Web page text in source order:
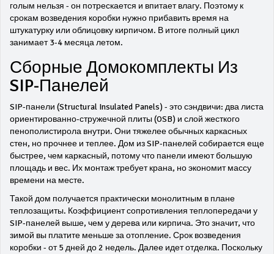
голым нельзя - он потрескается и впитает влагу. Поэтому к
срокам возведения коробки нужно прибавить время на
штукатурку или облицовку кирпичом. В итоге полный цикл
занимает 3-4 месяца летом.
Сборные Домокомплекты Из
SIP-Панелей
SIP-панели (Structural Insulated Panels) - это сэндвичи: два листа
ориентированно-стружечной плиты (OSB) и слой жесткого
пенополистирола внутри. Они тяжелее обычных каркасных
стен, но прочнее и теплее. Дом из SIP-панелей собирается еще
быстрее, чем каркасный, потому что панели имеют большую
площадь и вес. Их монтаж требует крана, но экономит массу
времени на месте.
Такой дом получается практически монолитным в плане
теплозащиты. Коэффициент сопротивления теплопередачи у
SIP-панелей выше, чем у дерева или кирпича. Это значит, что
зимой вы платите меньше за отопление. Срок возведения
коробки - от 5 дней до 2 недель. Далее идет отделка. Поскольку